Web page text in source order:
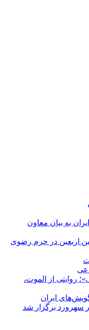
به بیان معاون
اربعین در حرم رضوی
روایتی از الموت،
ایران
سهرورد برگزار شد